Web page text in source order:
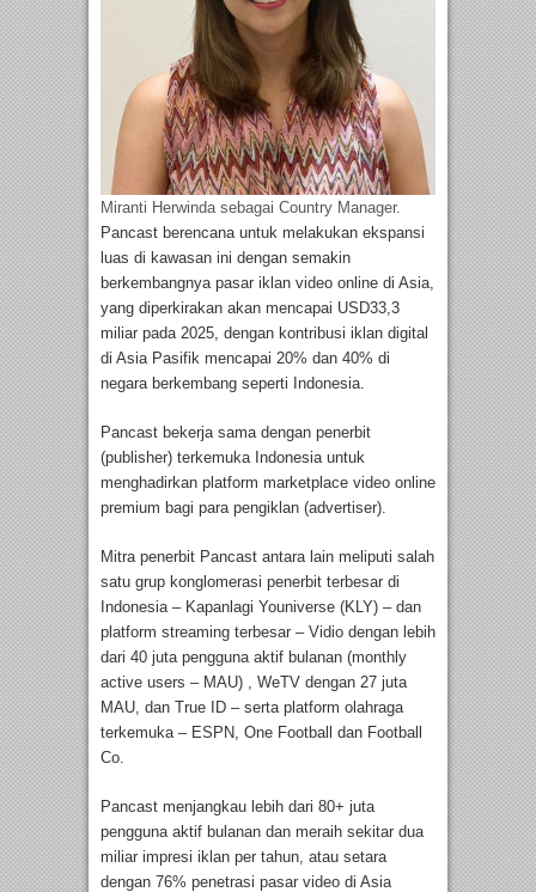
Miranti Herwinda sebagai Country Manager.
Pancast berencana untuk melakukan ekspansi
luas di kawasan ini dengan semakin
berkembangnya pasar iklan video online di Asia,
yang diperkirakan akan mencapai USD33,3
miliar pada 2025, dengan kontribusi iklan digital
di Asia Pasifik mencapai 20% dan 40% di
negara berkembang seperti Indonesia.
Pancast bekerja sama dengan penerbit
(publisher) terkemuka Indonesia untuk
menghadirkan platform marketplace video online
premium bagi para pengiklan (advertiser).
Mitra penerbit Pancast antara lain meliputi salah
satu grup konglomerasi penerbit terbesar di
Indonesia – Kapanlagi Youniverse (KLY) – dan
platform streaming terbesar – Vidio dengan lebih
dari 40 juta pengguna aktif bulanan (monthly
active users – MAU) , WeTV dengan 27 juta
MAU, dan True ID – serta platform olahraga
terkemuka – ESPN, One Football dan Football
Co.
Pancast menjangkau lebih dari 80+ juta
pengguna aktif bulanan dan meraih sekitar dua
miliar impresi iklan per tahun, atau setara
dengan 76% penetrasi pasar video di Asia